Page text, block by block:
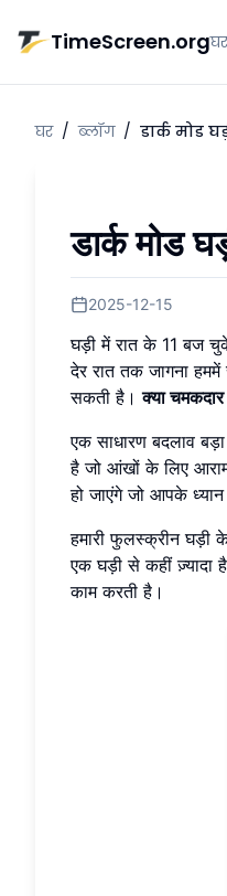
TimeScreen.orgघर
घर / ब्लॉग / डार्क मोड
डार्क मोड
2025-12-15
घड़ी में रात के 11 बज
देर रात तक जागना
सकती है।क्या चमकदार
एक साधारण बदलाव
है जो आंखों के लिए
हो जाएंगे जो आपके
हमारी फुलस्क्रीन
एक घड़ी से कहीं ज़्यादा
काम करती है।